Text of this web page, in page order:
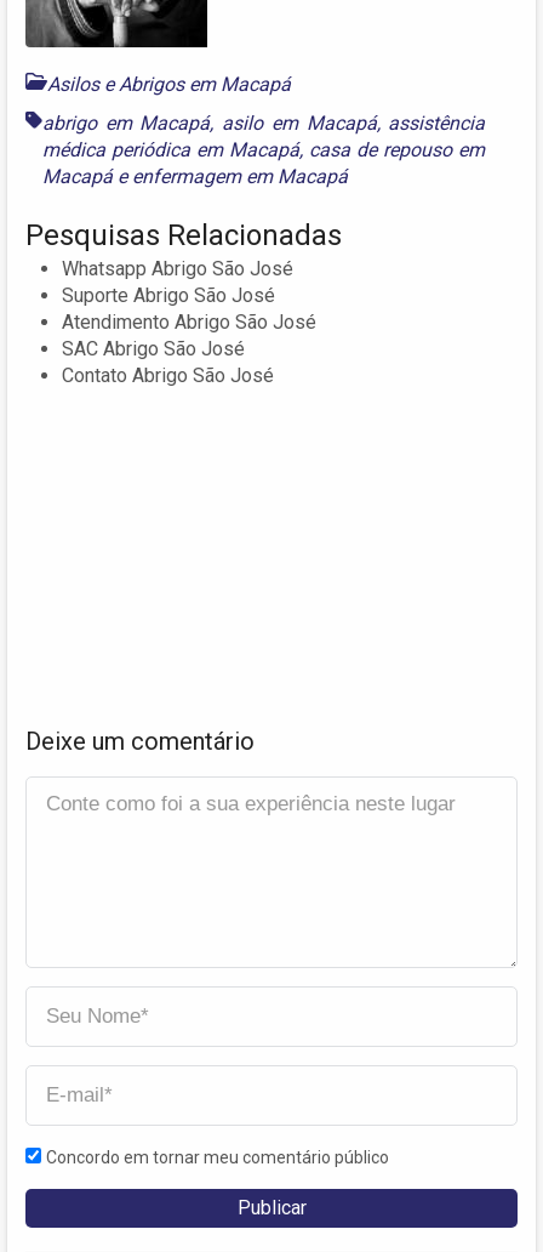
Asilos e Abrigos em Macapá
abrigo em Macapá, asilo em Macapá, assistência
médica periódica em Macapá, casa de repouso em
Macapáeenfermagem em Macapá
Pesquisas Relacionadas
Whatsapp Abrigo São José
Suporte Abrigo São José
Atendimento Abrigo São José
SAC Abrigo São José
Contato Abrigo São José
Deixe um comentário
Concordo em tornar meu comentário público